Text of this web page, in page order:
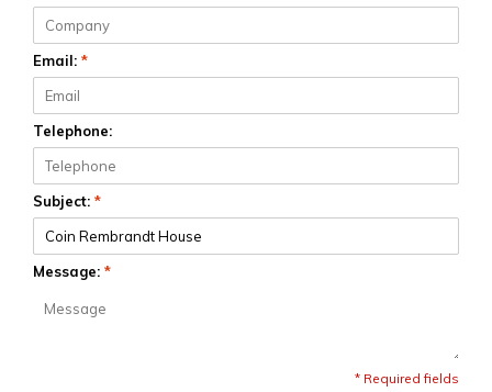
Email: *
Telephone:
Subject: *
Message: *
* Required fields